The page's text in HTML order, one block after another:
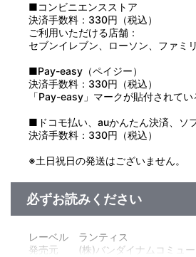
■コンビニエンスストア
決済手数料：330円（税込）
ご利用いただける店舗：
セブンイレブン、ローソン、ファミ
■Pay-easy（ペイジー）
決済手数料：330円（税込）
「Pay-easy」マークが貼付されて
■ドコモ払い、auかんたん決済、ソ
決済手数料：330円（税込）
※土日祝日の発送はございません。
必ずお読みください
レーベル ランティス
発売元 (株)バンダイナムコミュー